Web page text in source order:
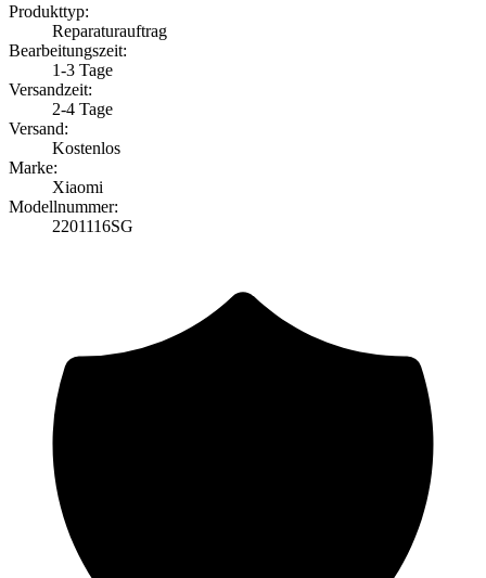
Produkttyp:
Reparaturauftrag
Bearbeitungszeit:
1-3 Tage
Versandzeit:
2-4 Tage
Versand:
Kostenlos
Marke:
Xiaomi
Modellnummer:
2201116SG